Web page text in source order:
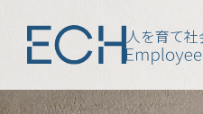
人を育て